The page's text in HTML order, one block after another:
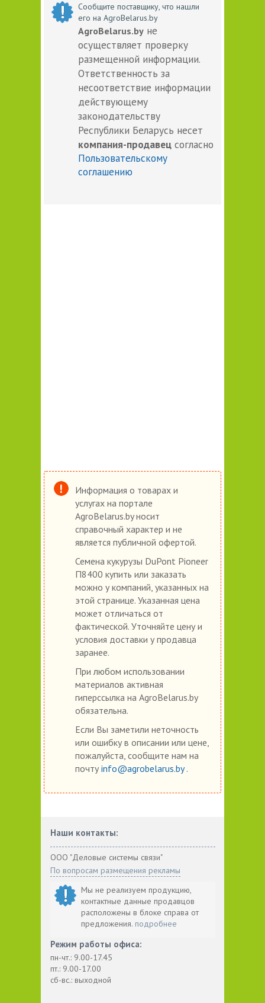
Сообщите поставщику, что нашли
его на AgroBelarus.by
AgroBelarus.by не
осуществляет проверку
размещенной информации.
Ответственность за
несоответствие информации
действующему
законодательству
Республики Беларусь несет
компания-продавец согласно
Пользовательскому
соглашению
Информация о товарах и
услугах на портале
AgroBelarus.by носит
справочный характер и не
является публичной офертой.
Семена кукурузы DuPont Pioneer
П8400 купить или заказать
можно у компаний, указанных на
этой странице. Указанная цена
может отличаться от
фактической. Уточняйте цену и
условия доставки у продавца
заранее.
При любом использовании
материалов активная
гиперссылка на AgroBelarus.by
обязательна.
Если Вы заметили неточность
или ошибку в описании или цене,
пожалуйста, сообщите нам на
почту info@agrobelarus.by.
Наши контакты:
ООО "Деловые системы связи"
По вопросам размещения рекламы
Мы не реализуем продукцию,
контактные данные продавцов
расположены в блоке справа от
предложения. подробнее
Режим работы офиса:
пн-чт.: 9.00-17.45
пт.: 9.00-17.00
сб-вс.: выходной